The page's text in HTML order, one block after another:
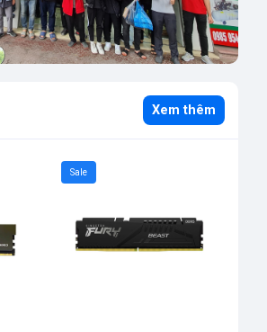
Xem thêm
Sale